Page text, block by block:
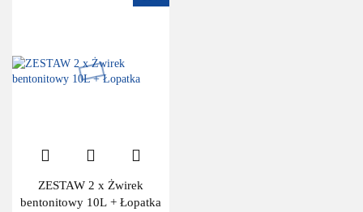
ZESTAW 2 x Żwirek
bentonitowy 10L + Łopatka